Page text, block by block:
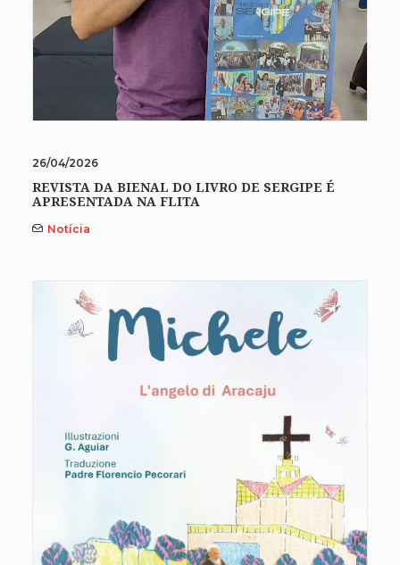
26/04/2026
REVISTA DA BIENAL DO LIVRO DE SERGIPE É
APRESENTADA NA FLITA
Notícia